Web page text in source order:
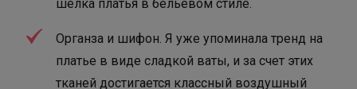
шелка платья в бельевом стиле.
Органза и шифон. Я уже упоминала тренд на
платье в виде сладкой ваты, и за счет этих
тканей достигается классный воздушный